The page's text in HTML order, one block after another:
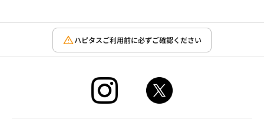
ハピタスご利用前に必ずご確認ください